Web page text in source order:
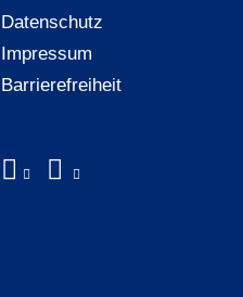
Datenschutz
Impressum
Barrierefreiheit